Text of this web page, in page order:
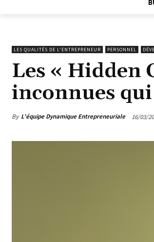
LES QUALITÉS DE L'ENTREPRENEUR PERSONNEL
Les « Hidden
inconnues
By L'équipe Dynamique Entrepreneuriale 16/03/